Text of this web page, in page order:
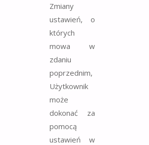
Zmiany
ustawień, o
których
mowa w
zdaniu
poprzednim,
Użytkownik
może
dokonać za
pomocą
ustawień w